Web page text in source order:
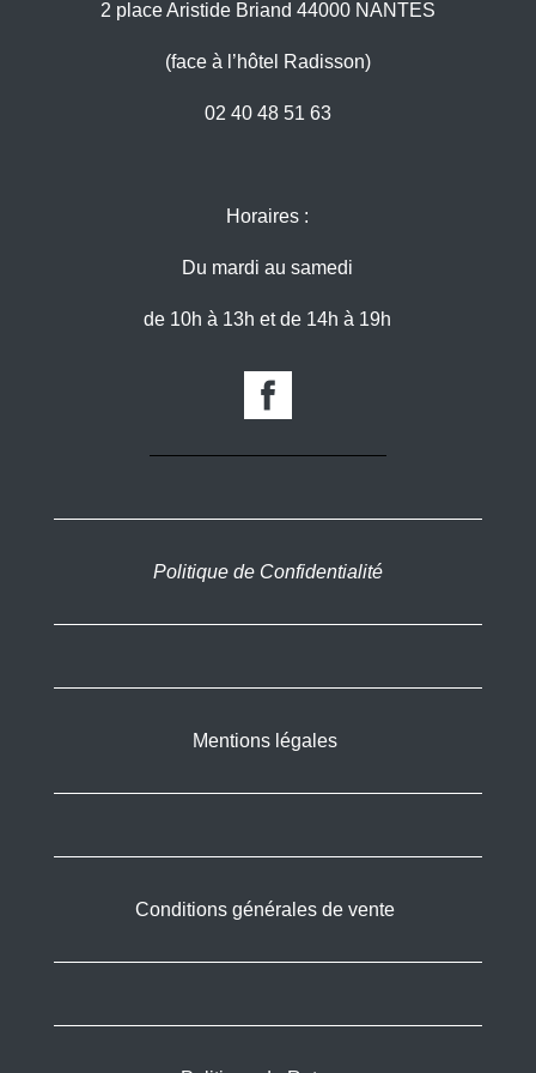
2 place Aristide Briand 44000 NANTES
(face à l’hôtel Radisson)
02 40 48 51 63
Horaires :
Du mardi au samedi
de 10h à 13h et de 14h à 19h
Politique de Confidentialité
Mentions légales
Conditions générales de vente